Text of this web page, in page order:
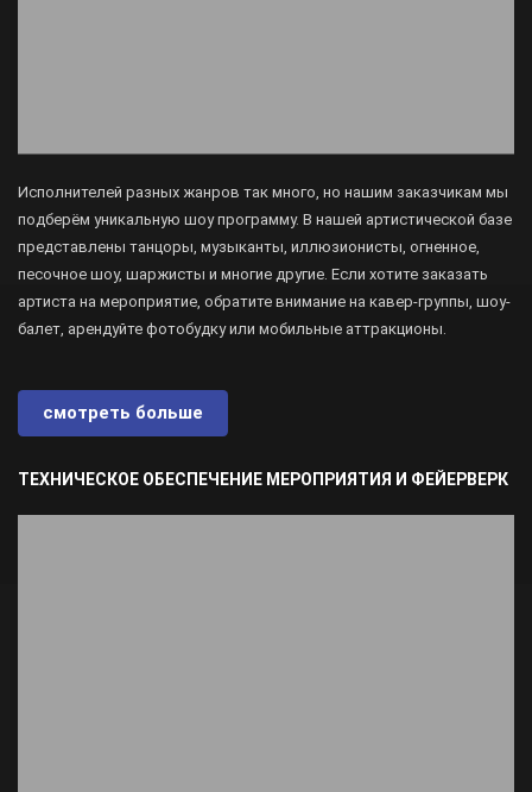
Исполнителей разных жанров так много, но нашим заказчикам мы
подберём уникальную шоу программу. В нашей артистической базе
представлены танцоры, музыканты, иллюзионисты, огненное,
песочное шоу, шаржисты и многие другие. Если хотите заказать
артиста на мероприятие, обратите внимание на кавер-группы, шоу-
балет, арендуйте фотобудку или мобильные аттракционы.
смотреть больше
ТЕХНИЧЕСКОЕ ОБЕСПЕЧЕНИЕ МЕРОПРИЯТИЯ И ФЕЙЕРВЕРК